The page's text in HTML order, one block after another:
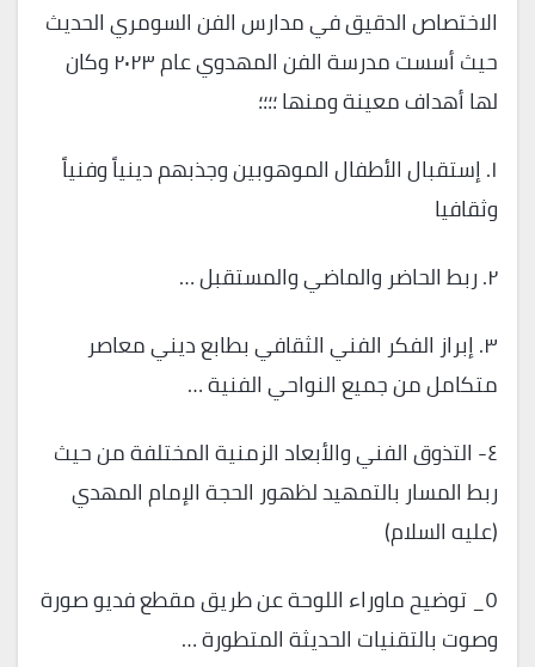
الاختصاص الدقيق في مدارس الفن السومري الحديث
حيث أسست مدرسة الفن المهدوي عام ٢٠٢٣ وكان
لها أهداف معينة ومنها ؛؛؛؛
١. إستقبال الأطفال الموهوبين وجذبهم دينياً وفنياً
وثقافيا
٢. ربط الحاضر والماضي والمستقبل …
٣. إبراز الفكر الفني الثقافي بطابع ديني معاصر
متكامل من جميع النواحي الفنية …
٤- التذوق الفني والأبعاد الزمنية المختلفة من حيث
ربط المسار بالتمهيد لظهور الحجة الإمام المهدي
(عليه السلام)
٥_ توضيح ماوراء اللوحة عن طريق مقطع فديو صورة
وصوت بالتقنيات الحديثة المتطورة …